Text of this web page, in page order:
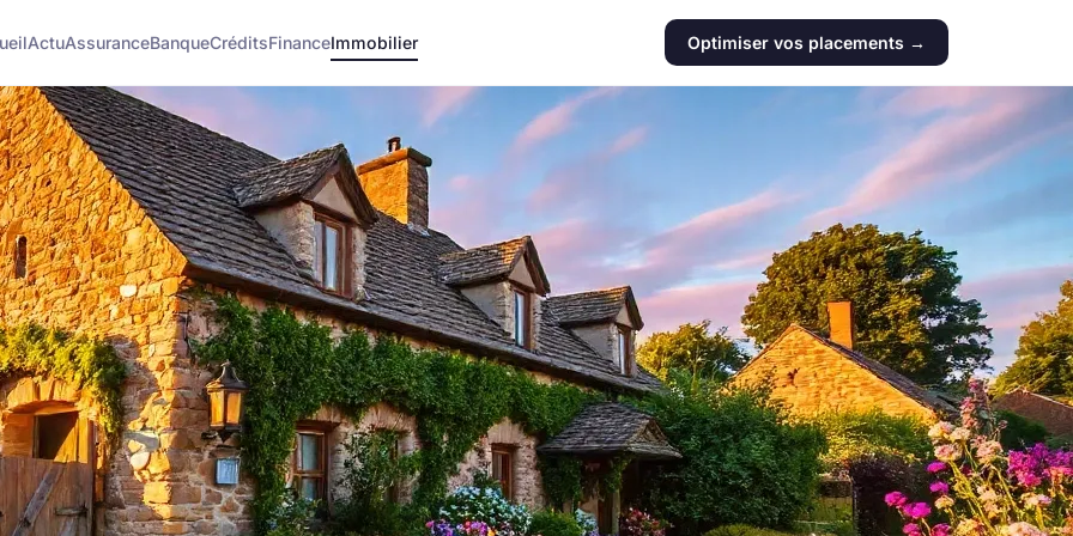
ActuAssuranceBanqueCréditsFinanceImmobilier Optimiser vos placements →